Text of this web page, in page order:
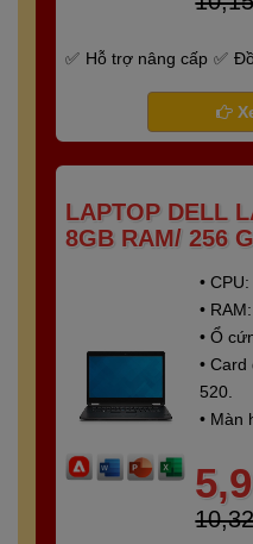
Hỗ trợ nâng cấp
Bảo hành 6
LAPTOP DELL
8GB RAM/ 256
•
•
• Ổ
•
520.
• Màn